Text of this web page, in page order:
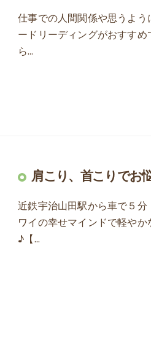
仕事での人間関係や思うよ
ードリーディングがおすす
ら…
肩こり、首こりでお
近鉄宇治山田駅から車で５
ワイの幸せマインドで軽や
♪【…